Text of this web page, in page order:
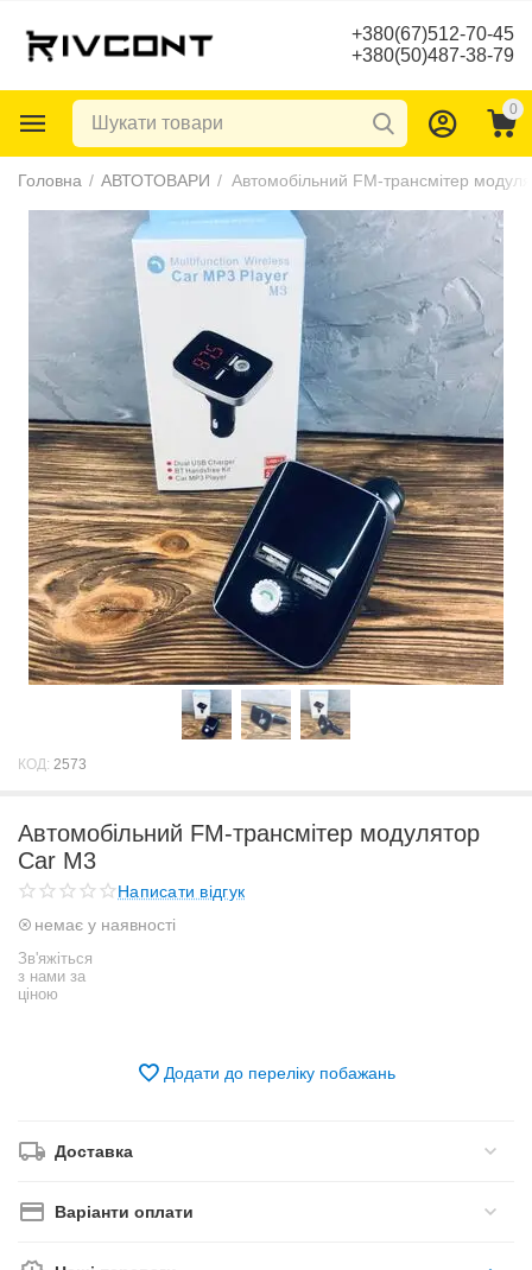
+380(67)512-70-45
+380(50)487-38-79
0
Головна / АВТОТОВАРИ /
КОД: 2573
Автомобільний FM-трансмітер модулятор
Car M3
Написати відгук
немає у наявності
Зв'яжіться
з нами за
ціною
Додати до переліку побажань
Доставка
Варіанти оплати